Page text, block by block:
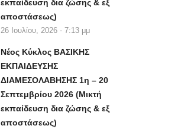
εκπαίδευση δια ζώσης & εξ
αποστάσεως)
26 Ιουλίου, 2026 - 7:13 μμ
Νέος Κύκλος ΒΑΣΙΚΗΣ
ΕΚΠΑΙΔΕΥΣΗΣ
ΔΙΑΜΕΣΟΛΑΒΗΣΗΣ 1η – 20
Σεπτεμβρίου 2026 (Μικτή
εκπαίδευση δια ζώσης & εξ
αποστάσεως)